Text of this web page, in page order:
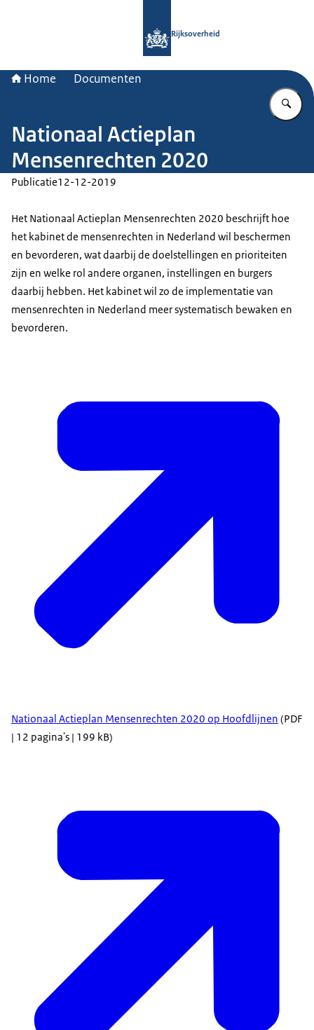
Rijksoverheid
Home Documenten
Nationaal Actieplan
Mensenrechten 2020
Publicatie12-12-2019
Het Nationaal Actieplan Mensenrechten 2020 beschrijft hoe
het kabinet de mensenrechten in Nederland wil beschermen
en bevorderen, wat daarbij de doelstellingen en prioriteiten
zijn en welke rol andere organen, instellingen en burgers
daarbij hebben. Het kabinet wil zo de implementatie van
mensenrechten in Nederland meer systematisch bewaken en
bevorderen.
Nationaal Actieplan Mensenrechten 2020 op Hoofdlijnen (PDF
| 12 pagina's | 199 kB)